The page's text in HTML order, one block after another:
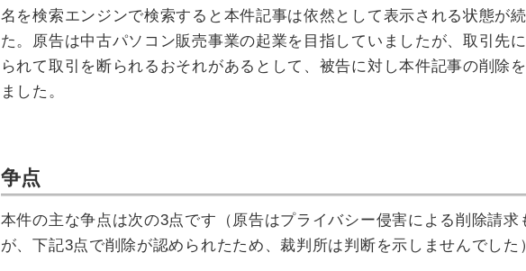
名を検索エンジンで検索すると本件記事は依然として表示される状態が
た。原告は中古パソコン販売事業の起業を目指していましたが、取引先
られて取引を断られるおそれがあるとして、被告に対し本件記事の削除
ました。
争点
本件の主な争点は次の3点です（原告はプライバシー侵害による削除請求
が、下記3点で削除が認められたため、裁判所は判断を示しませんでした